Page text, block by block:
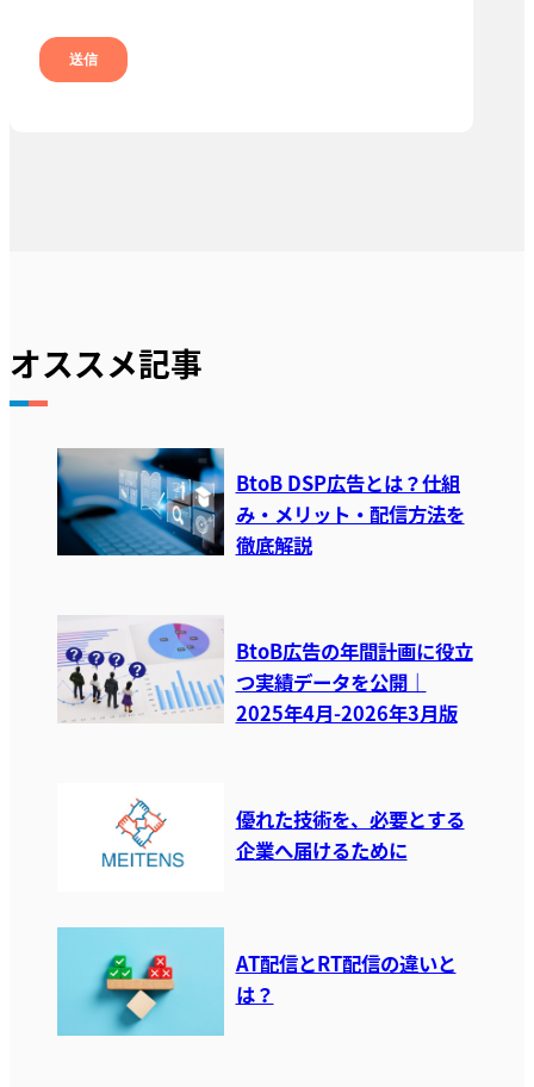
オススメ記事
BtoB DSP広告とは？仕組
み・メリット・配信方法を
徹底解説
BtoB広告の年間計画に役立
つ実績データを公開｜
2025年4月-2026年3月版
優れた技術を、必要とする
企業へ届けるために
AT配信とRT配信の違いと
は？